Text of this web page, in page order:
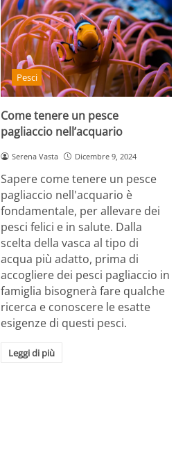
Pesci
Come tenere un pesce
pagliaccio nell’acquario
Serena Vasta Dicembre 9, 2024
Sapere come tenere un pesce
pagliaccio nell'acquario è
fondamentale, per allevare dei
pesci felici e in salute. Dalla
scelta della vasca al tipo di
acqua più adatto, prima di
accogliere dei pesci pagliaccio in
famiglia bisognerà fare qualche
ricerca e conoscere le esatte
esigenze di questi pesci.
Leggi di più